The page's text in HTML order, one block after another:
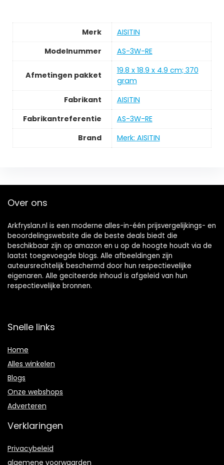
Merk
‎AISITIN
Modelnummer
‎AS-3W-RE
Afmetingen pakket
‎19.8 x 18.9 x 4.9 cm; 370
gram
Fabrikant
‎AISITIN
Fabrikantreferentie
‎AS-3W-RE
Brand
Merk: AISITIN
Over ons
Arkfryslan.nl is een moderne alles-in-één prijsvergelijkings- en
beoordelingswebsite die de beste deals biedt die
beschikbaar zijn op amazon en u op de hoogte houdt via de
laatst toegevoegde blogs. Alle afbeeldingen zijn
auteursrechtelijk beschermd door hun respectievelijke
eigenaren. Alle geciteerde inhoud is afgeleid van hun
respectievelijke bronnen.
Snelle links
Home
Alles winkelen
Blogs
Onze webshops
Adverteren
Verklaringen
Privacybeleid
algemene voorwaarden